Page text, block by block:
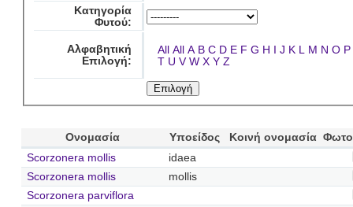
Κατηγορία
Φυτού:
Αλφαβητική
Επιλογή:
All All A B C D E F G H I J K L M N O P
T U V W X Y Z
Ονομασία Υποείδος Κοινή ονομασία
Scorzonera mollis
idaea
Scorzonera mollis
mollis
Scorzonera parviflora